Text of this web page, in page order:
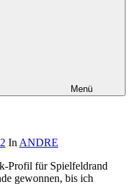
Menü
InANDRE
Profil für Spielfeldrand
gewonnen, bis ich